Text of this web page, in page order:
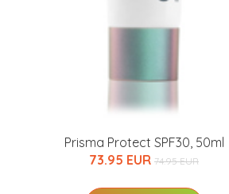
Prisma Protect SPF30, 50ml
73.95 EUR 74.95 EUR